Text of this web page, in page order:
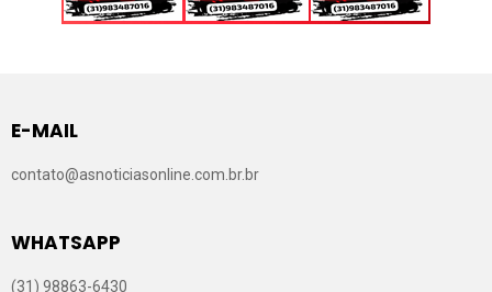
E-MAIL
contato@asnoticiasonline.com.br.br
WHATSAPP
(31) 98863-6430